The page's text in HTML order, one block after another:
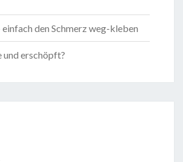
den Schmerz weg-kleben
und erschöpft?